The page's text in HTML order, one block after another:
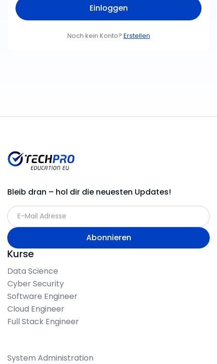
Noch kein Konto? Erstellen
Bleib dran – hol dir die neuesten Updates!
Kurse
Data Science
Cyber Security
Software Engineer
Cloud Engineer
Full Stack Engineer
System Administration